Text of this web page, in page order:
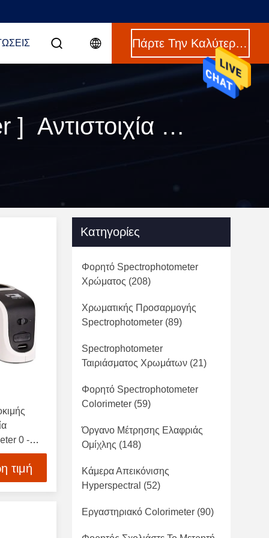
Πάρτε Την Καλύτερη Τιμή
Λέξεις κλειδιά [ data colour spectrophotometer ] Αντιστοιχία 120 προϊόντα
0 -
τιμή
Κατηγορίες
Φορητό Spectrophotometer
Χρώματος (208)
Χρωματικής Προσαρμογής
Spectrophotometer (89)
Spectrophotometer
Ταιριάσματος Χρωμάτων (21)
Φορητό Spectrophotometer
Colorimeter (59)
Όργανο Μέτρησης Ελαφριάς
Ομίχλης (148)
Κάμερα Απεικόνισης
Hyperspectral (52)
Εργαστηριακό Colorimeter (90)